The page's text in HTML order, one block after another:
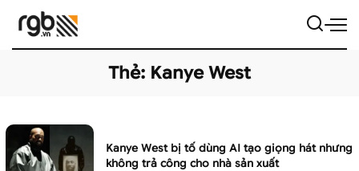
Thẻ: Kanye West
Kanye West bị tố dùng AI tạo giọng hát nhưng
không trả công cho nhà sản xuất